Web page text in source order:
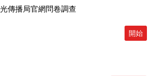
傳播局官網問卷調查
開始